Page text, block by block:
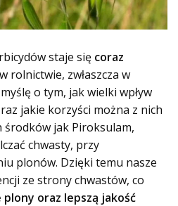
staje się coraz
w rolnictwie, zwłaszcza w
o tym, jak wielki wpływ
jakie korzyści można z nich
środków jak Piroksulam,
chwasty, przy
plonów. Dzięki temu nasze
ze strony chwastów, co
plony oraz lepszą jakość